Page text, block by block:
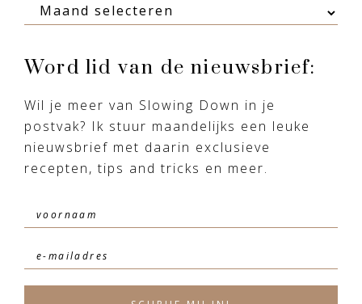
Archieven
Word lid van de nieuwsbrief:
Wil je meer van Slowing Down in je
postvak? Ik stuur maandelijks een leuke
nieuwsbrief met daarin exclusieve
recepten, tips and tricks en meer.